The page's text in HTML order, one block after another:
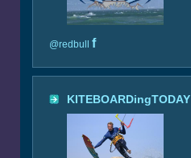
@redbull f
KITEBOARDingTODAY